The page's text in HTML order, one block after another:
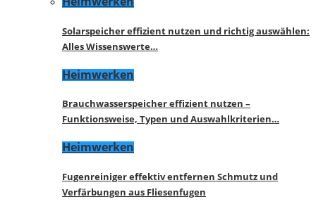
Solarspeicher effizient nutzen und richtig auswählen:
Alles Wissenswerte…
Heimwerken
Brauchwasserspeicher effizient nutzen –
Funktionsweise, Typen und Auswahlkriterien…
Heimwerken
Fugenreiniger effektiv entfernen Schmutz und
Verfärbungen aus Fliesenfugen